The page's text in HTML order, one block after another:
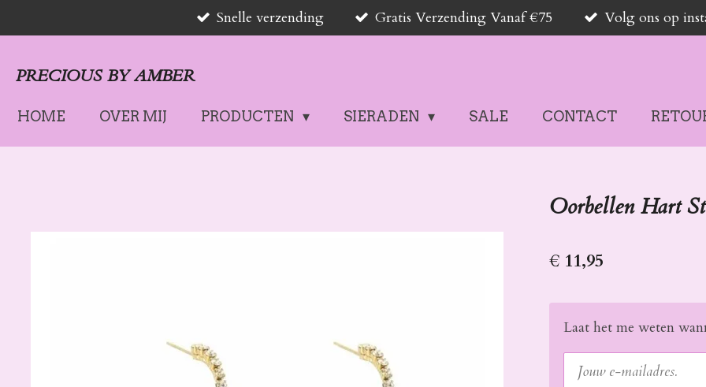
direct
de
Snelle verzending Gratis Verzending Vanaf €75 Volg ons op
PRECIOUS BY AMBER
HOME OVER MIJ PRODUCTEN SIERADEN SALE CONTACT
Oorbellen Hart
€ 11,95
Laat het me weten